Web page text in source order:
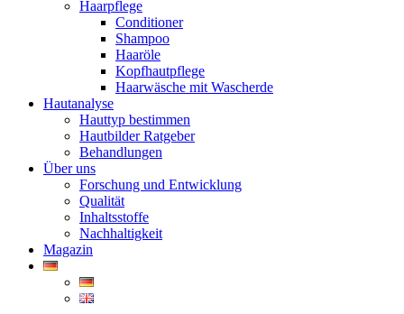
Haarpflege
Conditioner
Shampoo
Haaröle
Kopfhautpflege
Haarwäsche mit Wascherde
Hautanalyse
Hauttyp bestimmen
Hautbilder Ratgeber
Behandlungen
Über uns
Forschung und Entwicklung
Qualität
Inhaltsstoffe
Nachhaltigkeit
Magazin